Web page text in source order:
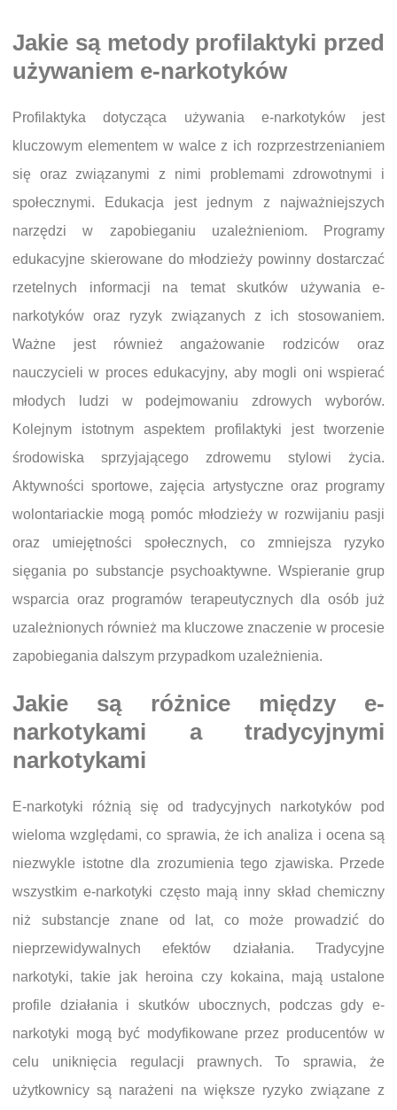
Jakie są metody profilaktyki przed
używaniem e-narkotyków
Profilaktyka dotycząca używania e-narkotyków jest
kluczowym elementem w walce z ich rozprzestrzenianiem
się oraz związanymi z nimi problemami zdrowotnymi i
społecznymi. Edukacja jest jednym z najważniejszych
narzędzi w zapobieganiu uzależnieniom. Programy
edukacyjne skierowane do młodzieży powinny dostarczać
rzetelnych informacji na temat skutków używania e-
narkotyków oraz ryzyk związanych z ich stosowaniem.
Ważne jest również angażowanie rodziców oraz
nauczycieli w proces edukacyjny, aby mogli oni wspierać
młodych ludzi w podejmowaniu zdrowych wyborów.
Kolejnym istotnym aspektem profilaktyki jest tworzenie
środowiska sprzyjającego zdrowemu stylowi życia.
Aktywności sportowe, zajęcia artystyczne oraz programy
wolontariackie mogą pomóc młodzieży w rozwijaniu pasji
oraz umiejętności społecznych, co zmniejsza ryzyko
sięgania po substancje psychoaktywne. Wspieranie grup
wsparcia oraz programów terapeutycznych dla osób już
uzależnionych również ma kluczowe znaczenie w procesie
zapobiegania dalszym przypadkom uzależnienia.
Jakie są różnice między e-
narkotykami a tradycyjnymi
narkotykami
E-narkotyki różnią się od tradycyjnych narkotyków pod
wieloma względami, co sprawia, że ich analiza i ocena są
niezwykle istotne dla zrozumienia tego zjawiska. Przede
wszystkim e-narkotyki często mają inny skład chemiczny
niż substancje znane od lat, co może prowadzić do
nieprzewidywalnych efektów działania. Tradycyjne
narkotyki, takie jak heroina czy kokaina, mają ustalone
profile działania i skutków ubocznych, podczas gdy e-
narkotyki mogą być modyfikowane przez producentów w
celu uniknięcia regulacji prawnych. To sprawia, że
użytkownicy są narażeni na większe ryzyko związane z